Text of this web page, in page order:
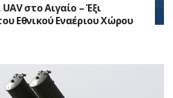
στο Αιγαίο – Έξι
Εθνικού Εναέριου Χώρου